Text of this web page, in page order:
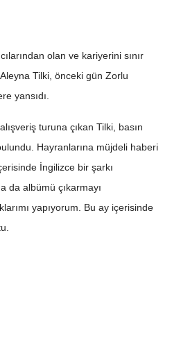
olan ve kariyerini sınır
Tilki, önceki gün Zorlu
yansıdı.
turuna çıkan Tilki, basın
Hayranlarına müjdeli haberi
İngilizce bir şarkı
da albümü çıkarmayı
yapıyorum. Bu ay içerisinde